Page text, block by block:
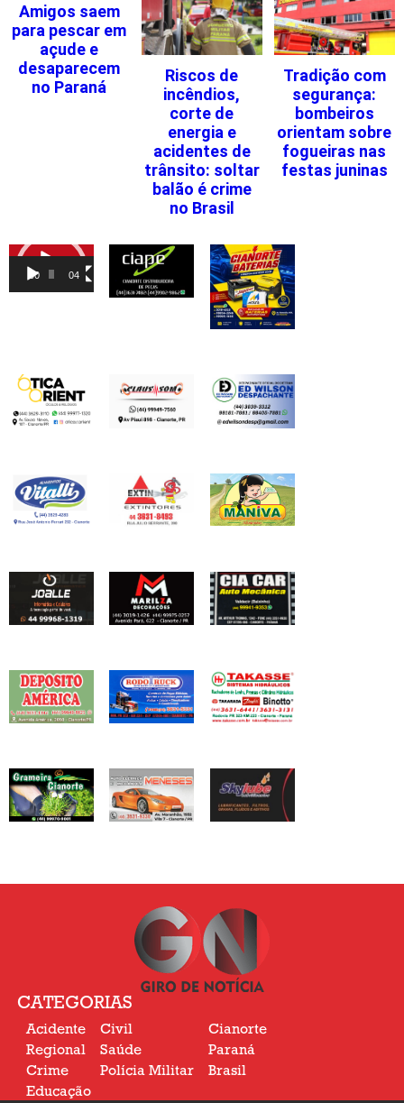
Amigos saem
para pescar em
açude e
desaparecem
no Paraná
Riscos de
incêndios,
corte de
energia e
acidentes de
trânsito: soltar
balão é crime
no Brasil
Tradição com
segurança:
bombeiros
orientam sobre
fogueiras nas
festas juninas
Tocador
00:00 04:46
CATEGORIAS
Acidente
Regional
Crime
Civil
Saúde
Polícia Militar
Cianorte
Paraná
Brasil
Educação